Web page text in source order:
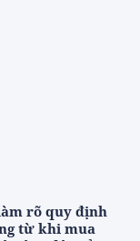
rõ quy định
từ khi mua